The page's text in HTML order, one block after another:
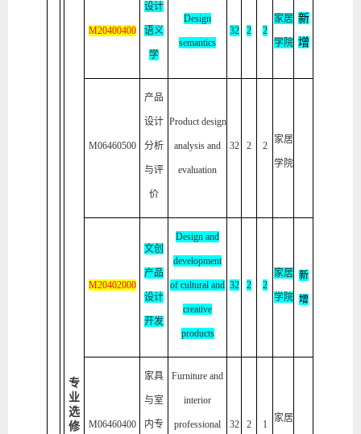
专
业
选
修
M20400400
设计
语义
学
Design
semantics
32 2 2
家居
学院
新
增
M06460500
产品
设计
分析
与评
价
Product design
analysis and
evaluation
32 2 2
家居
学院
M20402000
文创
产品
设计
开发
Design and
development
of cultural and
creative
products
32 2 2
家居
学院
新
增
M06460400
家具
与室
内专
Furniture and
interior
professional 32 2 1
家居